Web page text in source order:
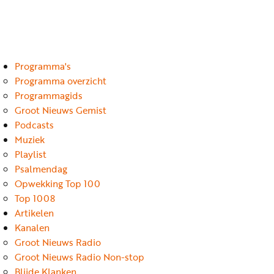
Programma's
Programma overzicht
Programmagids
Groot Nieuws Gemist
Podcasts
Muziek
Playlist
Psalmendag
Opwekking Top 100
Top 1008
Artikelen
Kanalen
Groot Nieuws Radio
Groot Nieuws Radio Non-stop
Podcasts
Muziek
Artikelen
Kanalen
Steun
onze
missie
Info